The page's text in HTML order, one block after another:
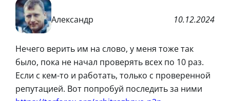
Александр 10.12.2024
Нечего верить им на слово, у меня тоже так
было, пока не начал проверять всех по 10 раз.
Если с кем-то и работать, только с проверенной
репутацией. Вот попробуй последить за ними